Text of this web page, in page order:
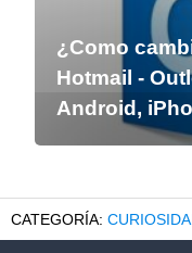
¿Como
Hotmail -
Android,